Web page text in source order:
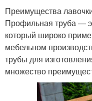
Преимущества
Профильная труба —
который широко
мебельном
трубы для
множество